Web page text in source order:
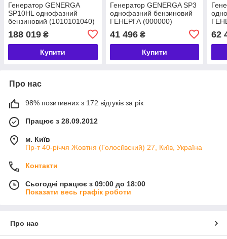
Генератор GENERGA
SP10HL однофазний
бензиновий (1010101040)
188 019 ₴
Купити
Генератор GENERGA SP3
однофазний бензиновий
ГЕНЕРГА (000000)
41 496₴
Купити
62
Про нас
98% позитивних з 172 відгуків за рік
Працює з 28.09.2012
м. Київ
Пр-т 40-річчя Жовтня (Голосіївский) 27, Київ, Україна
Контакти
Сьогодні працює з 09:00 до 18:00
Показати весь графік роботи
Про нас